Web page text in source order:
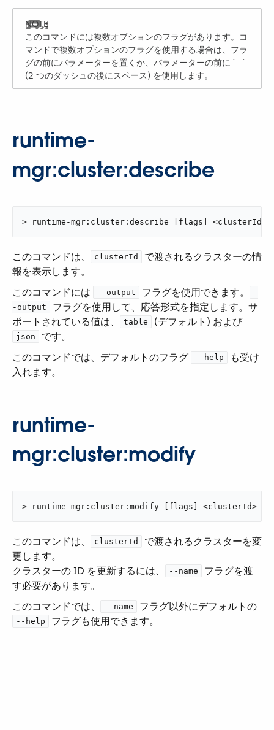
このコマンドには複数オプションのフラグがあります。コ
マンドで複数オプションのフラグを使用する場合は、フラ
グの前にパラメーターを置くか、パラメーターの前に ​`-- `​
(2 つのダッシュの後にスペース) を使用します。
runtime-
mgr:cluster:describe
> runtime-mgr:cluster:describe [flags] <clusterId>
このコマンドは、​ clusterId
​ で渡されるクラスターの情
報を表示します。
このコマンドには ​
--output ​ フラグを使用できます。​
-
-output
​ フラグを使用して、応答形式を指定します。サ
ポートされている値は、​
table ​ (デフォルト) および ​
json
​ です。
このコマンドでは、デフォルトのフラグ ​
--help
​ も受け
入れます。
runtime-
mgr:cluster:modify
> runtime-mgr:cluster:modify [flags] <clusterId>
このコマンドは、​ clusterId
​ で渡されるクラスターを変
更します。
クラスターの ID を更新するには、​
--name
​ フラグを渡
す必要があります。
このコマンドでは、​
--name ​ フラグ以外にデフォルトの ​
--help ​ フラグも使用できます。